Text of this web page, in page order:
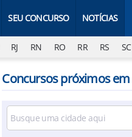
SEU CONCURSO NOTÍCIAS
RJ RN RO RR RS SC
Concursos próximos em